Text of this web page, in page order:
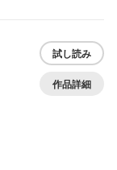
試し読み
作品詳細